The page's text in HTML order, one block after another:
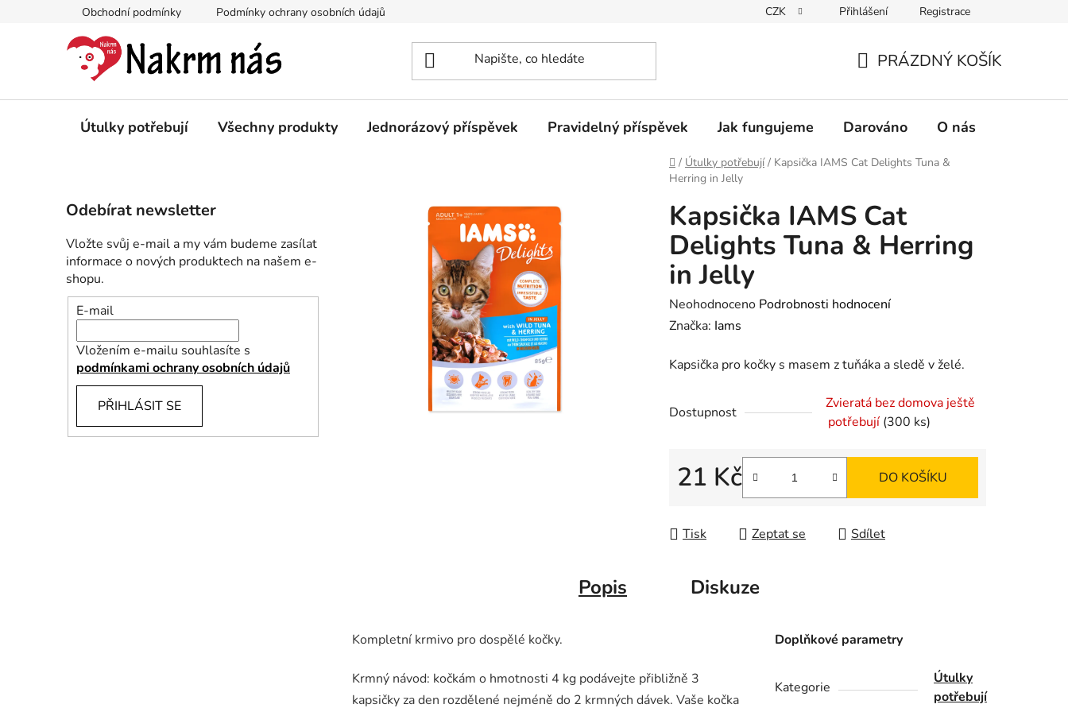
Obchodní podmínky Podmínky ochrany osobních údajů CZK Přihlášení Registrace
KOŠÍK
PRÁZDNÝ KOŠÍK
Útulky potřebují Všechny produkty Jednorázový příspěvek Pravidelný příspěvek Jak fungujeme Darováno O nás
Domů
/ Útulky potřebují / Kapsička IAMS Cat Delights Tuna &
Herring in Jelly
o
s
t
r
a
e
Odebírat newsletter
Vložte svůj e-mail a my vám budeme zasílat
informace o nových produktech na našem e-
shopu.
E-mail
Vložením e-mailu souhlasíte s
podmínkami ochrany osobních údajů
PŘIHLÁSIT SE
Kapsička IAMS Cat
Delights Tuna & Herring
in Jelly
Průměrné
hodnocení
je
z
Neohodnoceno Podrobnosti hodnocení
Značka: Iams
Kapsička pro kočky s masem z tuňáka a sledě v želé.
Dostupnost
Zvieratá bez domova ještě
potřebují (300 ks)
21 Kč
Měrná cena:
DO KOŠÍKU
Tisk Zeptat se Sdílet
Popis Diskuze
Kompletní krmivo pro dospělé kočky.
Krmný návod: kočkám o hmotnosti 4 kg podávejte přibližně 3
kapsičky za den rozdělené nejméně do 2 krmných dávek. Vaše kočka
Doplňkové parametry
Kategorie
Útulky
potřebují